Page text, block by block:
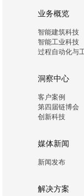
业务概览
智能建筑科技
智能工业科技
过程自动化与
洞察中心
客户案例
第四届链博会
创新科技
媒体新闻
新闻发布
解决方案